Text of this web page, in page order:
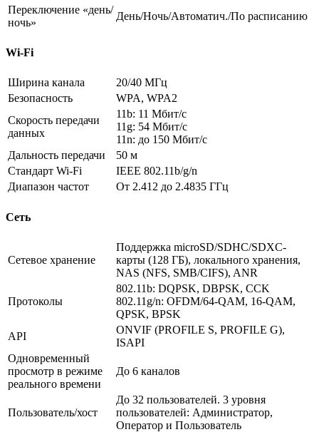
Переключение «день/
ночь»
День/Ночь/Автоматич./По расписанию
Wi-Fi
Ширина канала
20/40 МГц
Безопасность
WPA, WPA2
Скорость передачи
данных
11b: 11 Мбит/с
11g: 54 Мбит/с
11n: до 150 Мбит/с
Дальность передачи
50 м
Стандарт Wi-Fi
IEEE 802.11b/g/n
Диапазон частот
От 2.412 до 2.4835 ГГц
Сеть
Сетевое хранение
Поддержка microSD/SDHC/SDXC-
карты (128 ГБ), локального хранения,
NAS (NFS, SMB/CIFS), ANR
Протоколы
802.11b: DQPSK, DBPSK, CCK
802.11g/n: OFDM/64-QAM, 16-QAM,
QPSK, BPSK
API
ONVIF (PROFILE S, PROFILE G),
ISAPI
Одновременный
просмотр в режиме
реального времени
До 6 каналов
Пользователь/хост
До 32 пользователей. 3 уровня
пользователей: Администратор,
Оператор и Пользователь